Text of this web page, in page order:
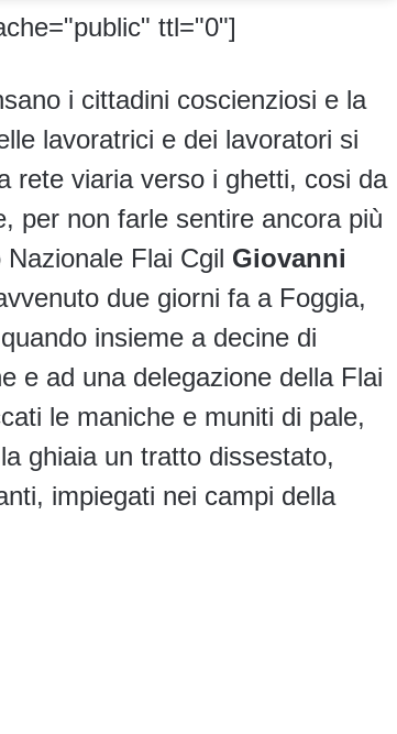
ttl="0"]
i cittadini coscienziosi e la
lavoratrici e dei lavoratori si
rete viaria verso i ghetti, cosi da
per non farle sentire ancora più
Flai Cgil Giovanni
due giorni fa a Foggia,
insieme a decine di
e ad una delegazione della Flai
le maniche e muniti di pale,
ghiaia un tratto dissestato,
impiegati nei campi della